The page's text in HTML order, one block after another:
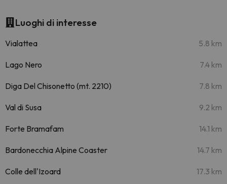
Luoghi di interesse
Vialattea 5.8 km
Lago Nero 7.4 km
Diga Del Chisonetto (mt. 2210) 7.8 km
Val di Susa 9.2 km
Forte Bramafam 14.1 km
Bardonecchia Alpine Coaster 14.7 km
Colle dell'Izoard 17.3 km